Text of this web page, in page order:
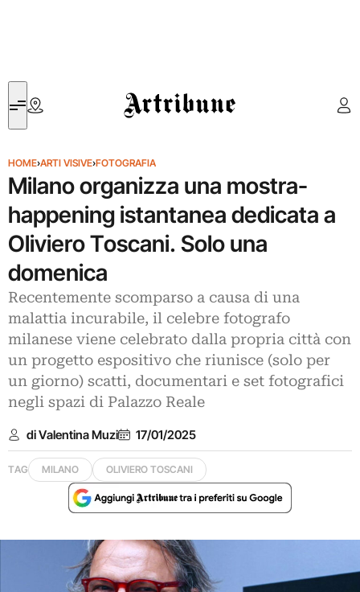
Artribune
HOME›ARTI VISIVE›FOTOGRAFIA
Milano organizza una mostra-
happening istantanea dedicata a
Oliviero Toscani. Solo una
domenica
Recentemente scomparso a causa di una
malattia incurabile, il celebre fotografo
milanese viene celebrato dalla propria città con
un progetto espositivo che riunisce (solo per
un giorno) scatti, documentari e set fotografici
negli spazi di Palazzo Reale
di Valentina Muzi 17/01/2025
TAG MILANO OLIVIERO TOSCANI